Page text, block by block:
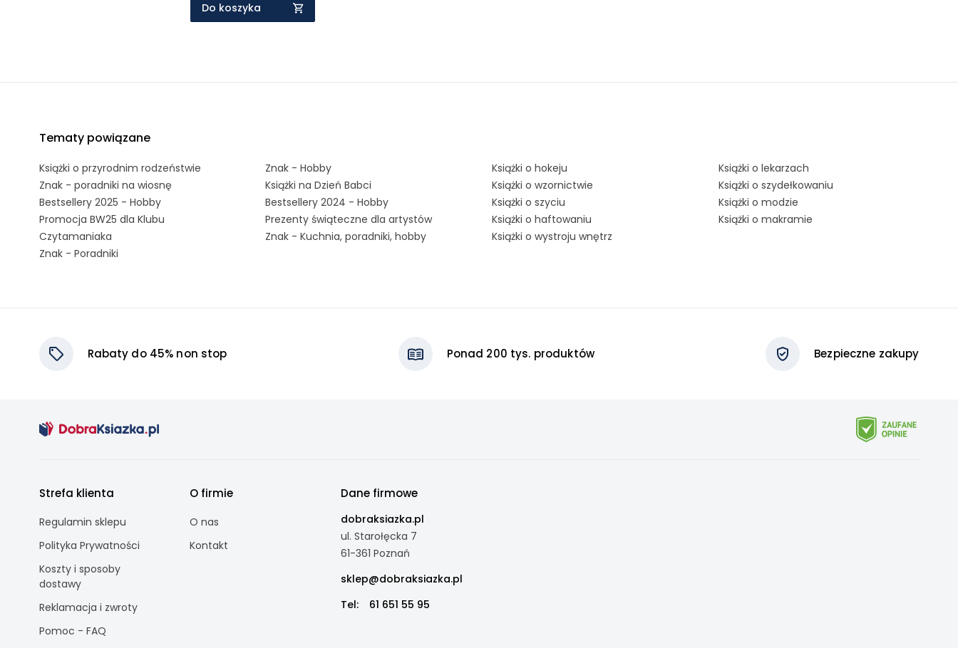
Do koszyka
Tematy powiązane
Książki o przyrodnim rodzeństwie
Znak - poradniki na wiosnę
Bestsellery 2025 - Hobby
Promocja BW25 dla Klubu
Czytamaniaka
Znak - Poradniki
Znak - Hobby
Książki na Dzień Babci
Bestsellery 2024 - Hobby
Prezenty świąteczne dla artystów
Znak - Kuchnia, poradniki, hobby
Książki o hokeju
Książki o wzornictwie
Książki o szyciu
Książki o haftowaniu
Książki o wystroju wnętrz
Książki o lekarzach
Książki o szydełkowaniu
Książki o modzie
Książki o makramie
Rabaty do 45% non stop Ponad 200 tys. produktów Bezpieczne zakupy
Strefa klienta
Regulamin sklepu
Polityka Prywatności
Koszty i sposoby
dostawy
Reklamacja i zwroty
Pomoc - FAQ
O firmie
O nas
Kontakt
Dane firmowe
dobraksiazka.pl
ul. Starołęcka 7
61-361 Poznań
sklep@dobraksiazka.pl
Tel:
61 651 55 95